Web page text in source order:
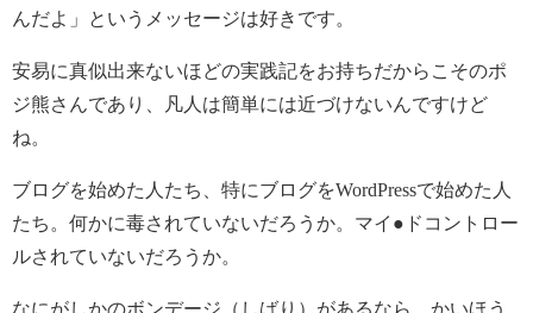
んだよ」というメッセージは好きです。
安易に真似出来ないほどの実践記をお持ちだからこそのポ
ジ熊さんであり、凡人は簡単には近づけないんですけど
ね。
ブログを始めた人たち、特にブログをWordPressで始めた人
たち。何かに毒されていないだろうか。マイ●ドコントロー
ルされていないだろうか。
なにがしかのボンデージ（しばり）があるなら、かいほう